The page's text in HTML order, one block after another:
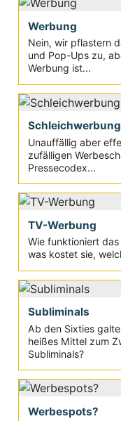
Werbung
Nein, wir pflastern
und Pop-Ups zu,
Werbung ist...
Schleichwerbung
Unauffällig aber
zufälligen
Pressecodex...
TV-Werbung
Wie funktioniert
was kostet sie,
Subliminals
Ab den Sixties
heißes Mittel zum
Subliminals?
Werbespots?